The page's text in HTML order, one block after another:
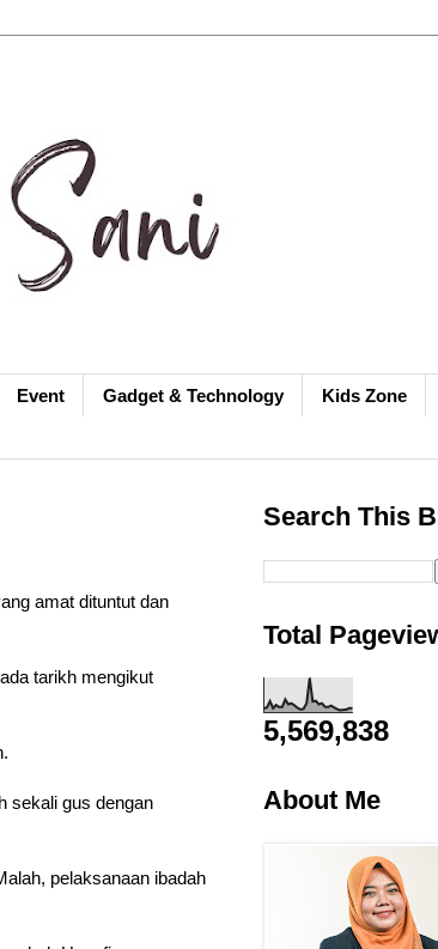
Event Gadget & Technology Kids Zone
amat dituntut dan
tarikh mengikut
sekali gus dengan
pelaksanaan ibadah
Search This
Total
5,569,838
About Me